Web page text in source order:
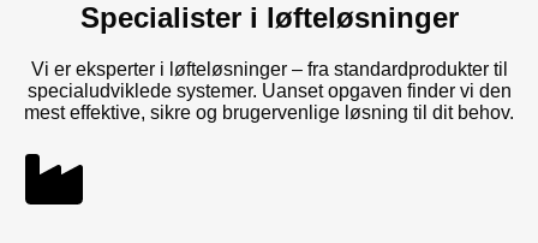
Specialister i løfteløsninger
Vi er eksperter i løfteløsninger – fra standardprodukter til
specialudviklede systemer. Uanset opgaven finder vi den
mest effektive, sikre og brugervenlige løsning til dit behov.